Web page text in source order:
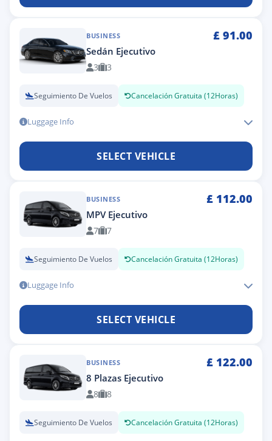
BUSINESS £ 91.00
Sedán Ejecutivo
3 3
Seguimiento De Vuelos Cancelación Gratuita (12Horas)
Luggage Info
SELECT VEHICLE
BUSINESS £ 112.00
MPV Ejecutivo
7 7
Seguimiento De Vuelos Cancelación Gratuita (12Horas)
Luggage Info
SELECT VEHICLE
BUSINESS £ 122.00
8 Plazas Ejecutivo
8 8
Seguimiento De Vuelos Cancelación Gratuita (12Horas)